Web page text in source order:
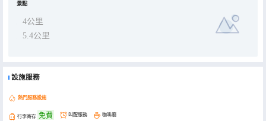
景點
4公里
5.4公里
設施服務
熱門服務設施
行李寄存 免費 叫醒服務 咖啡廳